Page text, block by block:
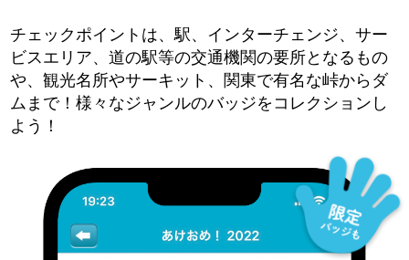
チェックポイントは、駅、インターチェンジ、サー
ビスエリア、道の駅等の交通機関の要所となるもの
や、観光名所やサーキット、関東で有名な峠からダ
ムまで！様々なジャンルのバッジをコレクションし
よう！